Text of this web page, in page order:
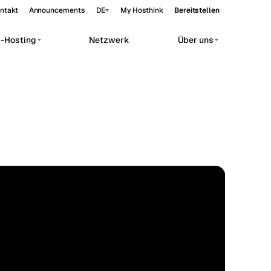
Announcements DE My Hosthink Bereitstellen
Kyiv Ukraine
Hosting Netzwerk Über uns